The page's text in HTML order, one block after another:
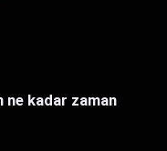
kadar zaman